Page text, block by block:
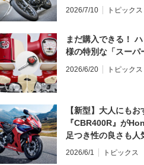
2026/7/10 トピックス
まだ購入できる！
様の特別な「スーパ
2026/6/20 トピックス
【新型】大人にも
『CBR400R』が
足つき性の良さも人
2026/6/1 トピックス